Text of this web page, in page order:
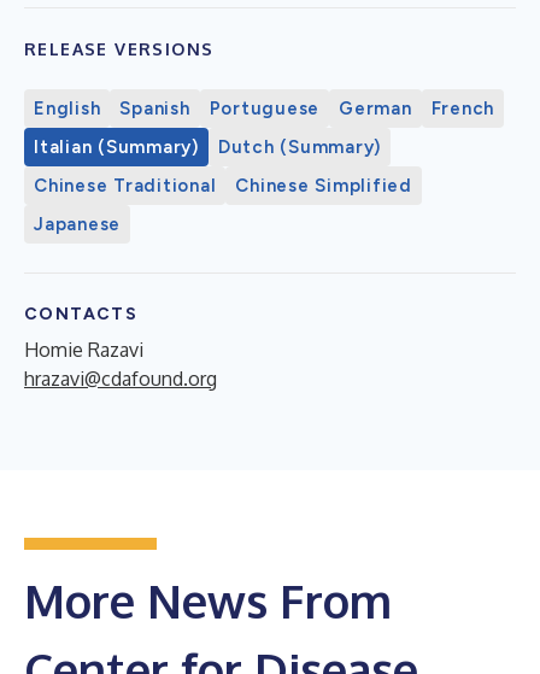
RELEASE VERSIONS
English Spanish Portuguese German
French
Italian (Summary)
Dutch (Summary)
Chinese Traditional
Chinese Simplified
Japanese
CONTACTS
Homie Razavi
hrazavi@cdafound.org
More News From